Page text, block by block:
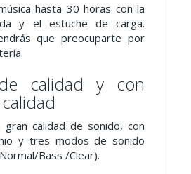
hasta 30 horas con la
y el estuche de carga.
que preocuparte por
calidad y con
gran calidad de sonido, con
y tres modos de sonido
Bass /Clear).